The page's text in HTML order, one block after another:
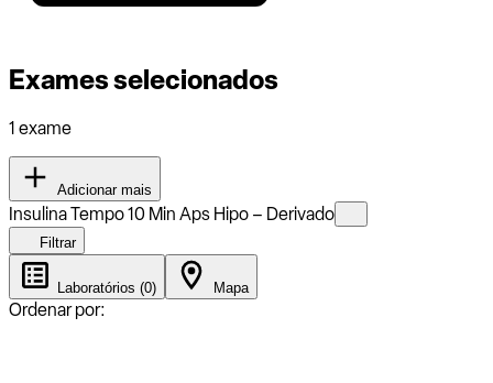
Exames selecionados
1 exame
Adicionar mais
Insulina Tempo 10 Min Aps Hipo – Derivado
Filtrar
Laboratórios (0) Mapa
Ordenar por: